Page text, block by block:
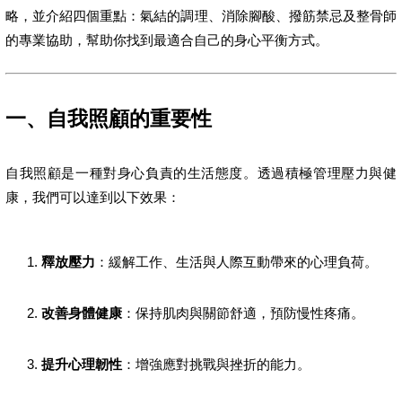
略，並介紹四個重點：氣結的調理、消除腳酸、撥筋禁忌及整骨師
的專業協助，幫助你找到最適合自己的身心平衡方式。
一、自我照顧的重要性
自我照顧是一種對身心負責的生活態度。透過積極管理壓力與健
康，我們可以達到以下效果：
釋放壓力 ：緩解工作、生活與人際互動帶來的心理負荷。
改善身體健康 ：保持肌肉與關節舒適，預防慢性疼痛。
提升心理韌性 ：增強應對挑戰與挫折的能力。